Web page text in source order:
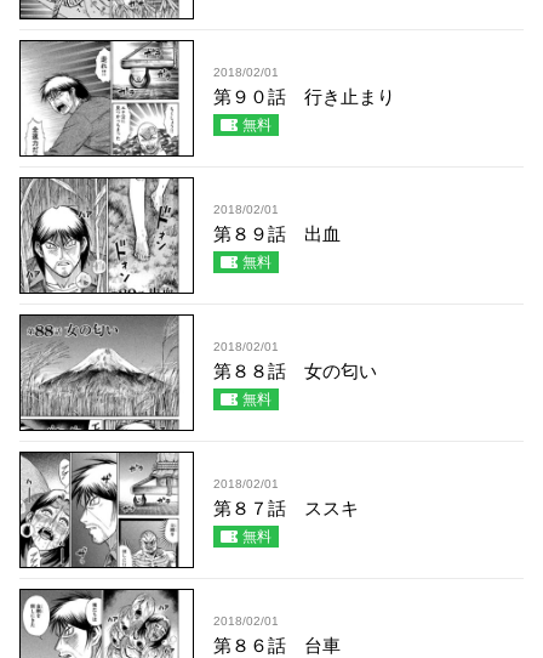
2018/02/01
第９０話 行き止まり
無料
2018/02/01
第８９話 出血
無料
2018/02/01
第８８話 女の匂い
無料
2018/02/01
第８７話 ススキ
無料
2018/02/01
第８６話 台車